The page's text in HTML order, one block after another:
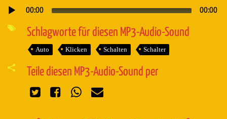
Audio-
00:00 00:00
Schlagworte für diesen MP3-Audio-Sound
Auto Klicken Schalten Schalter
Teile diesen MP3-Audio-Sound per